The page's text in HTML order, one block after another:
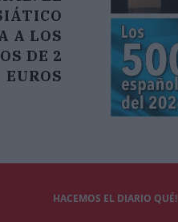
A LOS
DE 2
EUROS
HACEMOS EL DIARIO QUÉ!